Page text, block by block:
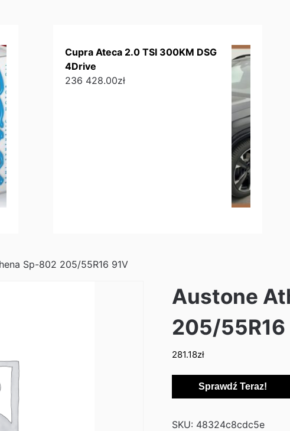
Cupra Ateca 2.0 TSI 300KM DSG
4Drive
236 428.00zł
Sp-802 205/55R16 91V
Austone
205/55R16
281.18zł
Sprawdź Teraz!
SKU: 48324c8cdc5e